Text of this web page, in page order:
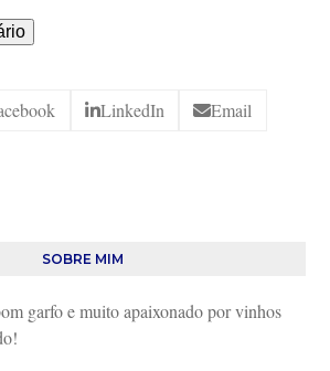
LinkedIn Email
SOBRE MIM
garfo e muito apaixonado por vinhos